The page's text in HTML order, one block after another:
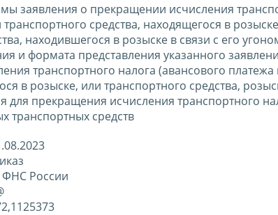
заявления о прекращении исчисления
средства, находящегося в
находившегося в розыске в связи с его
и формата представления указанного
транспортного налога (авансового
в розыске, или транспортного средства,
для прекращения исчисления транспортного
транспортных средств
ФНС России